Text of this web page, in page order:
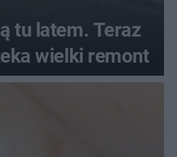
tu latem. Teraz
wielki remont